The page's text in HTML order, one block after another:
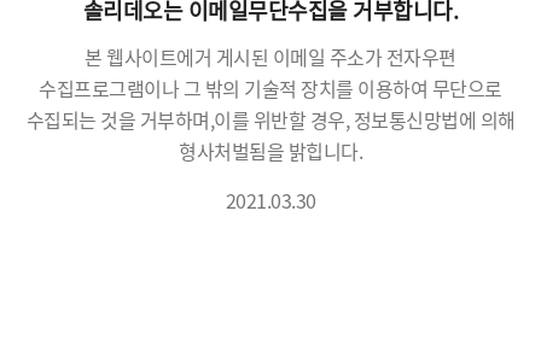
솔리데오는 이메일무단수집을 거부합니다.
본 웹사이트에거 게시된 이메일 주소가 전자우편
수집프로그램이나 그 밖의 기술적 장치를 이용하여 무단으로
수집되는 것을 거부하며,이를 위반할 경우, 정보통신망법에 의해
형사처벌됨을 밝힙니다.
2021.03.30